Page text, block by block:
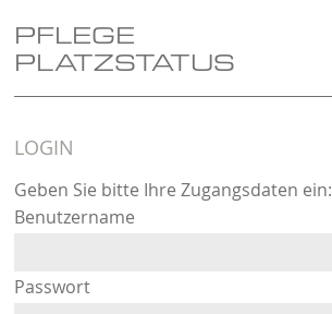
PFLEGE
PLATZSTATUS
LOGIN
Geben Sie bitte Ihre Zugangsdaten ein:
Benutzername
Passwort